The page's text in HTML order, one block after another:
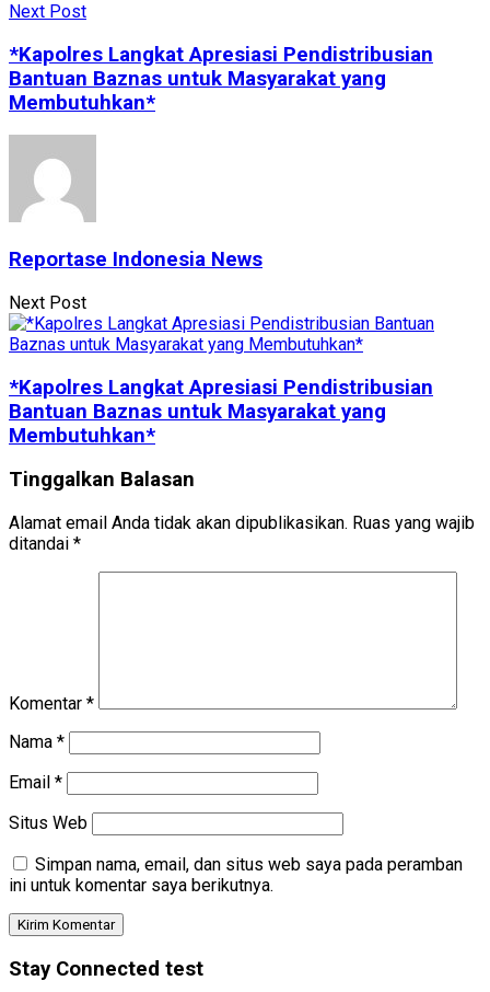
Next Post
*Kapolres Langkat Apresiasi Pendistribusian
Bantuan Baznas untuk Masyarakat yang
Membutuhkan*
Reportase Indonesia News
Next Post
*Kapolres Langkat Apresiasi Pendistribusian
Bantuan Baznas untuk Masyarakat yang
Membutuhkan*
Tinggalkan Balasan
Alamat email Anda tidak akan dipublikasikan. Ruas yang wajib
ditandai *
Komentar *
Nama *
Email *
Situs Web
Simpan nama, email, dan situs web saya pada peramban
ini untuk komentar saya berikutnya.
Stay Connected test